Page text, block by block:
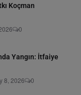
Koçman
0
Yangın: İtfaiye
8, 2026 0